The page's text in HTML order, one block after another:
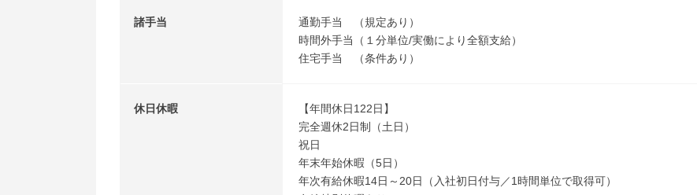
諸手当
通勤手当 （規定あり）
時間外手当（１分単位/実働により全額支給）
住宅手当 （条件あり）
休日休暇
【年間休日122日】
完全週休2日制（土日）
祝日
年末年始休暇（5日）
年次有給休暇14日～20日（入社初日付与／1時間単位で取得可）